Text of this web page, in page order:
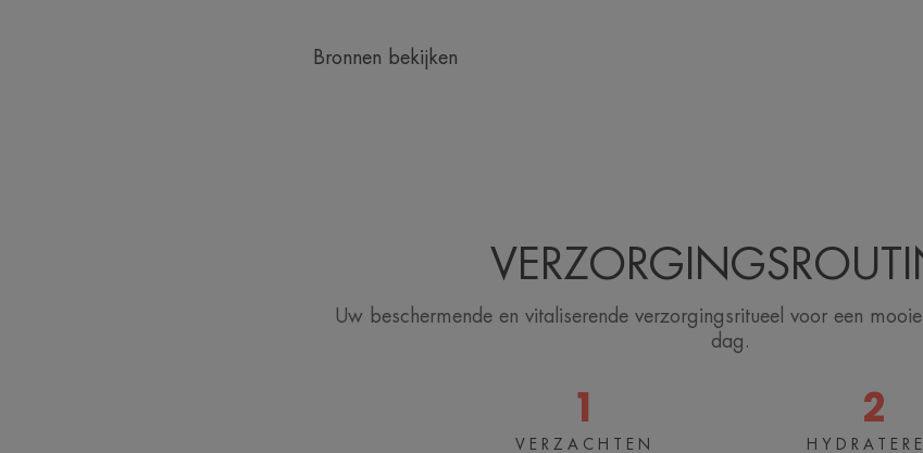
Bronnen bekijken
Uw beschermende en vitaliserende verzorgingsritueel voor een
dag.
1Thermaal
VERZACHTEN
2